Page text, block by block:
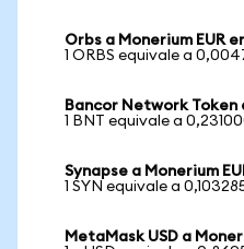
Orbs a Monerium EUR
1 ORBS equivale a
Bancor Network Token
1 BNT equivale a
Synapse a Monerium
1 SYN equivale a
MetaMask USD a